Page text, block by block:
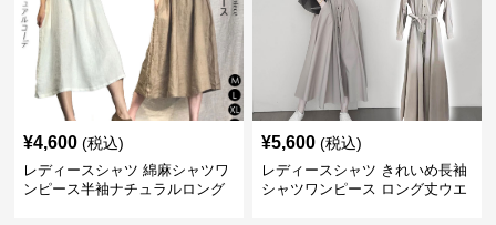
¥4,600 (税込)
レディースシャツ 綿麻シャツワ
ンピース半袖ナチュラルロング
¥5,600 (税込)
レディースシャツ きれいめ長袖
シャツワンピース ロング丈ウエ